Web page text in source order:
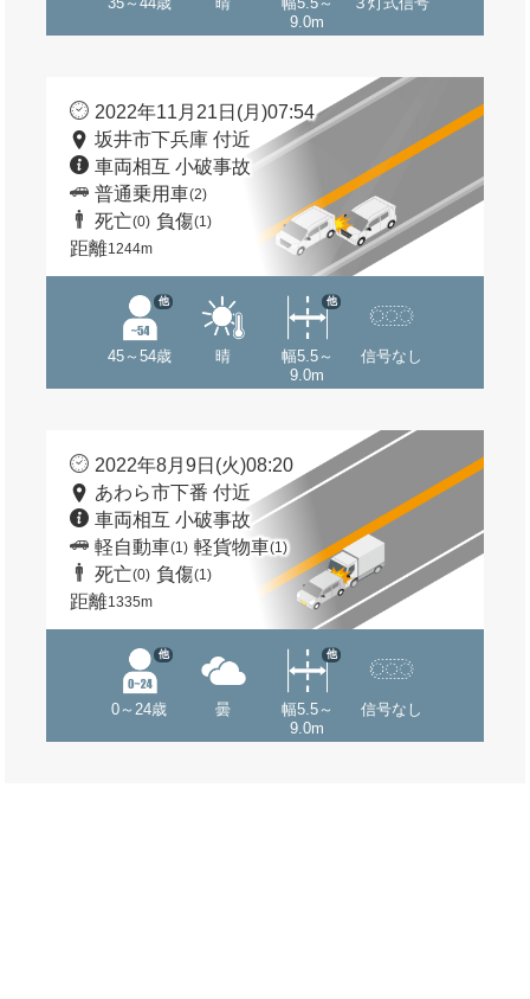
9.0m
2022年11月21日(月)07:54
坂井市下兵庫 付近
車両相互 小破事故
普通乗用車(2)
死亡(0) 負傷(1)
距離1244m
45～54歳
他
晴
幅5.5～
9.0m
他
信号なし
2022年8月9日(火)08:20
あわら市下番 付近
車両相互 小破事故
軽自動車(1) 軽貨物車(1)
死亡(0) 負傷(1)
距離1335m
0～24歳
他
曇
幅5.5～
9.0m
他
信号なし